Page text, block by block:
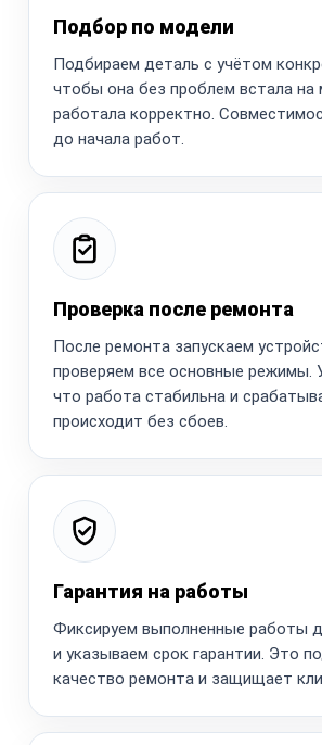
Подбор по модели
Подбираем деталь с учётом
чтобы она без проблем встала на
работала корректно.
до начала работ.
Проверка после ремонта
После ремонта запускаем
проверяем все основные режимы.
что работа стабильна и
происходит без сбоев.
Гарантия на работы
Фиксируем выполненные работы
и указываем срок гарантии. Это
качество ремонта и защищает